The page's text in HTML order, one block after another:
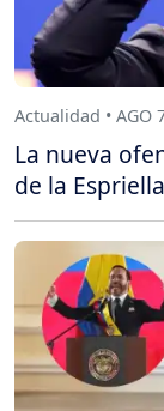
Actualidad • AGO
La nueva
de la Espriella